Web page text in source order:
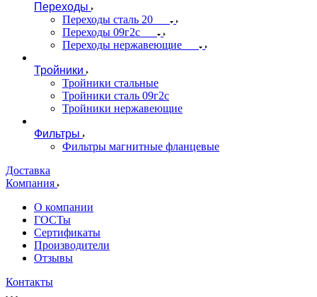
Переходы
Переходы сталь 20
Переходы 09г2с
Переходы нержавеющие
Тройники
Тройники стальные
Тройники сталь 09г2с
Тройники нержавеющие
Фильтры
Фильтры магнитные фланцевые
Доставка
Компания
О компании
ГОСТы
Сертификаты
Производители
Отзывы
Контакты